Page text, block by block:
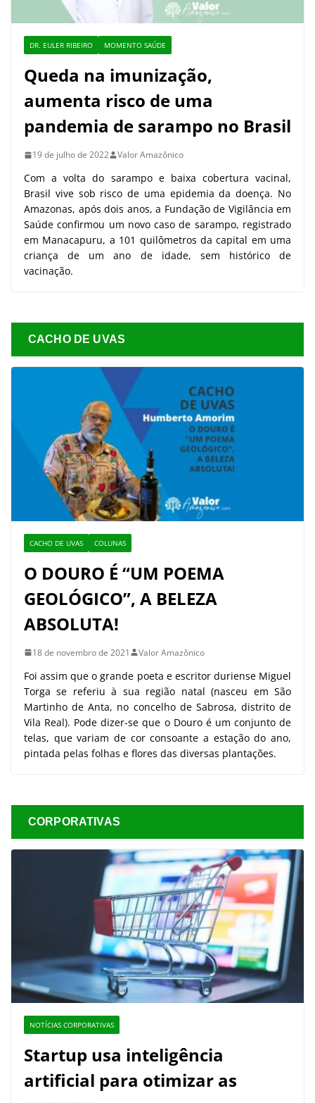
DR. EULER RIBEIRO MOMENTO SAÚDE
Queda na imunização,
aumenta risco de uma
pandemia de sarampo no Brasil
19 de julho de 2022 Valor Amazônico
Com a volta do sarampo e baixa cobertura vacinal,
Brasil vive sob risco de uma epidemia da doença. No
Amazonas, após dois anos, a Fundação de Vigilância em
Saúde confirmou um novo caso de sarampo, registrado
em Manacapuru, a 101 quilômetros da capital em uma
criança de um ano de idade, sem histórico de
vacinação.
CACHO DE UVAS
CACHO DE UVAS COLUNAS
O DOURO É “UM POEMA
GEOLÓGICO”, A BELEZA
ABSOLUTA!
18 de novembro de 2021 Valor Amazônico
Foi assim que o grande poeta e escritor duriense Miguel
Torga se referiu à sua região natal (nasceu em São
Martinho de Anta, no concelho de Sabrosa, distrito de
Vila Real). Pode dizer-se que o Douro é um conjunto de
telas, que variam de cor consoante a estação do ano,
pintada pelas folhas e flores das diversas plantações.
CORPORATIVAS
NOTÍCIAS CORPORATIVAS
Startup usa inteligência
artificial para otimizar as